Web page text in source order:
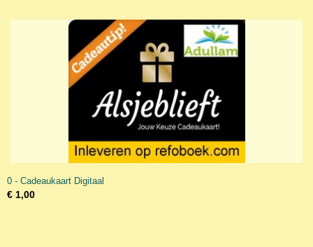
0 - Cadeaukaart Digitaal
€ 1,00